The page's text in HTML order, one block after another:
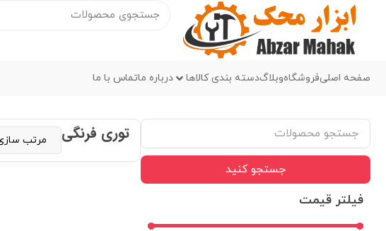
صفحه اصلیفروشگاهوبلاگدسته بندی کالاها درباره ماتماس با ما
جستجو کنید
فیلتر قیمت
توری فرنگی